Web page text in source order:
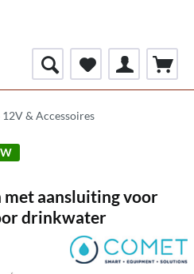
& Accessoires
met aansluiting voor
drinkwater